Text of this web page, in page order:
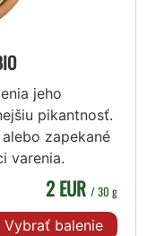
jeho
pikantnosť.
zapekané
varenia.
2 EUR / 30 g
Vybrať balenie